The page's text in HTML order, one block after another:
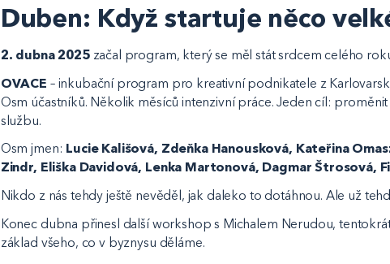
Duben: Když startuje něco
2. dubna 2025začal program, který se měl stát srdcem celého
OVACE – inkubační program pro kreativní podnikatele z
Osm účastníků. Několik měsíců intenzivní práce. Jeden cíl:
službu.
Osm jmen: Lucie Kališová, Zdeňka Hanousková, Kateřina
Zindr, Eliška Davidová, Lenka Martonová, Dagmar Štrosová,
Nikdo z nás tehdy ještě nevěděl, jak daleko to dotáhnou. Ale už
Konec dubna přinesl další workshop s Michalem Nerudou,
základ všeho, co v byznysu děláme.